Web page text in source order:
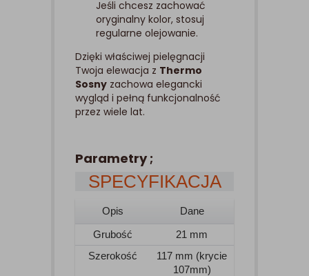
Jeśli chcesz zachować
oryginalny kolor, stosuj
regularne olejowanie.
Dzięki właściwej pielęgnacji
Twoja elewacja z Thermo
Sosny zachowa elegancki
wygląd i pełną funkcjonalność
przez wiele lat.
Parametry ;
SPECYFIKACJA
Opis
Dane
Grubość
21 mm
Szerokość
117 mm (krycie
107mm)